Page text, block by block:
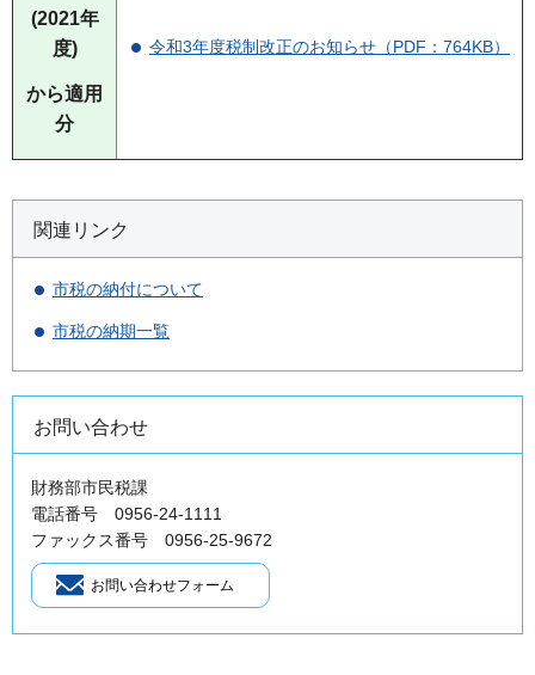
(2021年
度)
から適用
分
令和3年度税制改正のお知らせ（PDF：764KB）
関連リンク
市税の納付について
市税の納期一覧
お問い合わせ
財務部市民税課
電話番号 0956-24-1111
ファックス番号 0956-25-9672